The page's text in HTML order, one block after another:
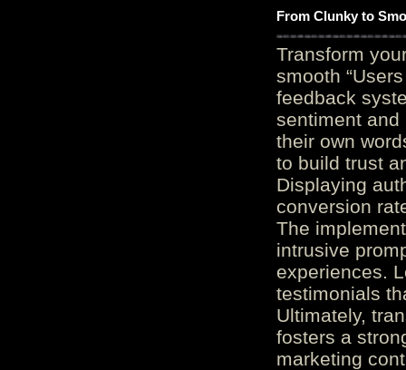
From Clunky to
Transform
smooth
feedback
sentiment and
their own
to build trust
Displaying
conversion
The
intrusive
experiences.
testimonials
Ultimately,
fosters a
marketing